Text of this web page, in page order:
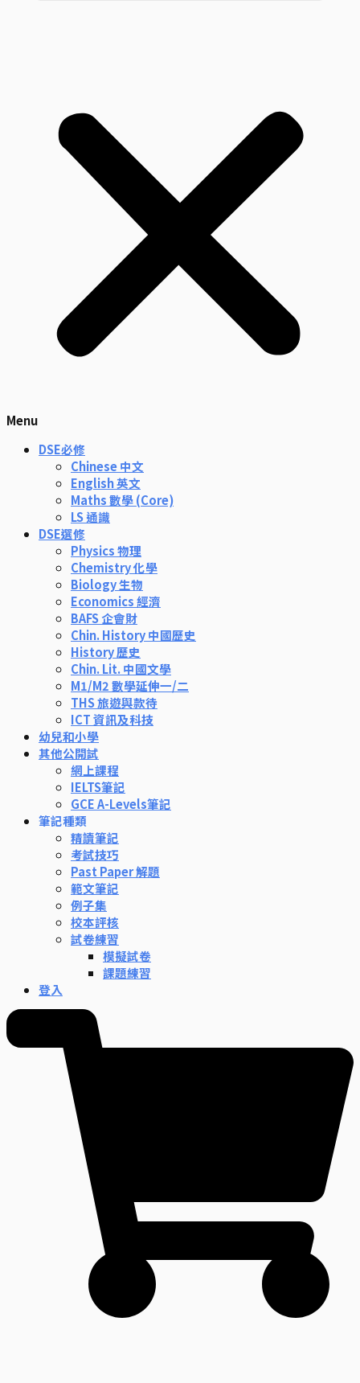
Menu
DSE必修
Chinese 中文
English 英文
Maths 數學 (Core)
LS 通識
DSE選修
Physics 物理
Chemistry 化學
Biology 生物
Economics 經濟
BAFS 企會財
Chin. History 中國歷史
History 歷史
Chin. Lit. 中國文學
M1/M2 數學延伸一/二
THS 旅遊與款待
ICT 資訊及科技
幼兒和小學
其他公開試
網上課程
IELTS筆記
GCE A-Levels筆記
筆記種類
精讀筆記
考試技巧
Past Paper 解題
範文筆記
例子集
校本評核
試卷練習
模擬試卷
課題練習
登入